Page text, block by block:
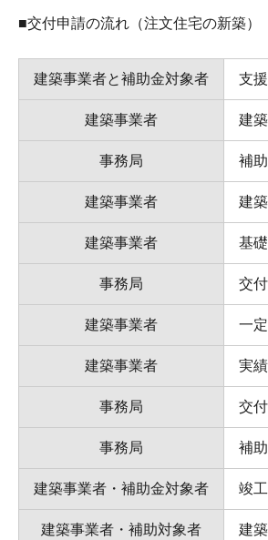
■交付申請の流れ（注文住宅の新築）
建築事業者と補助金対象者 支
建築事業者 建
事務局 補
建築事業者 建
建築事業者 基
事務局 交
建築事業者 一
建築事業者 実
事務局 交
事務局 補
建築事業者・補助金対象者 竣
建築事業者・補助対象者 建